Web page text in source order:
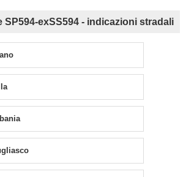
SP594-exSS594 - indicazioni stradali